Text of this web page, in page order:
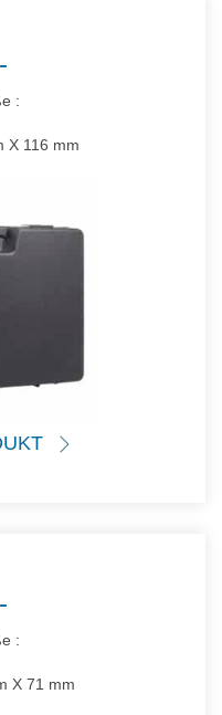
:
X 116 mm
:
X 71 mm